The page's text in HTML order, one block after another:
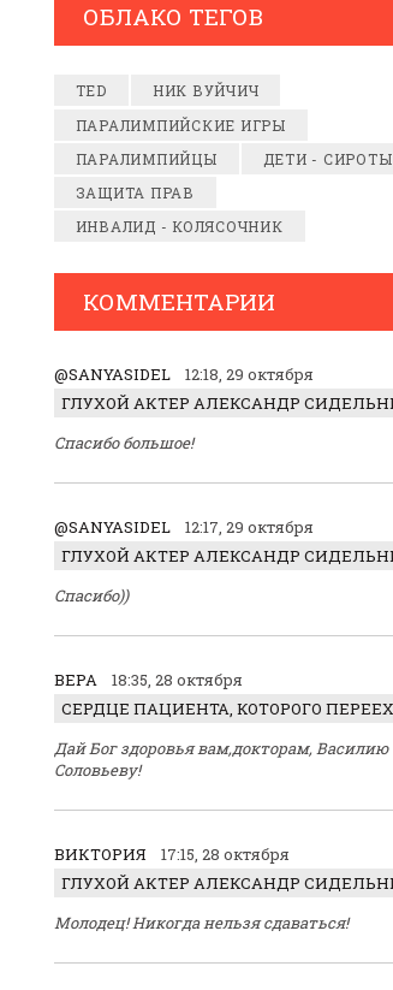
ОБЛАКО ТЕГОВ
TED
НИК ВУЙЧИЧ
ПАРАЛИМПИЙСКИЕ ИГРЫ
ПАРАЛИМПИЙЦЫ
ДЕТИ - СИРОТЫ
ЗАЩИТА ПРАВ
ИНВАЛИД - КОЛЯСОЧНИК
КОММЕНТАРИИ
@SANYASIDEL
12:18, 29 октября
Спасибо большое!
@SANYASIDEL
12:17, 29 октября
Спасибо))
ВЕРА
18:35, 28 октября
Дай Бог здоровья вам,докторам, Василию
Соловьеву!
ВИКТОРИЯ
17:15, 28 октября
Молодец! Никогда нельзя сдаваться!